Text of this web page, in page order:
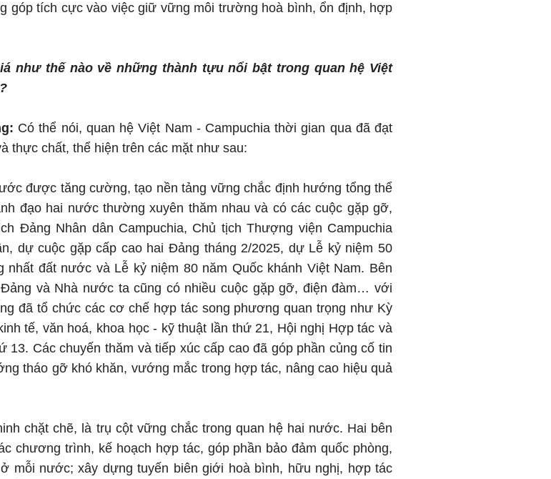
góp tích cực vào việc giữ vững môi trường hoà bình, ổn định, hợp
như thế nào về những thành tựu nổi bật trong quan hệ Việt
Có thể nói, quan hệ Việt Nam - Campuchia thời gian qua đã đạt
thực chất, thể hiện trên các mặt như sau:
được tăng cường, tạo nền tảng vững chắc định hướng tổng thể
đạo hai nước thường xuyên thăm nhau và có các cuộc gặp gỡ,
Đảng Nhân dân Campuchia, Chủ tịch Thượng viện Campuchia
dự cuộc gặp cấp cao hai Đảng tháng 2/2025, dự Lễ kỷ niệm 50
nhất đất nước và Lễ kỷ niệm 80 năm Quốc khánh Việt Nam. Bên
và Nhà nước ta cũng có nhiều cuộc gặp gỡ, điện đàm… với
đã tổ chức các cơ chế hợp tác song phương quan trọng như Kỳ
tế, văn hoá, khoa học - kỹ thuật lần thứ 21, Hội nghị Hợp tác và
13. Các chuyến thăm và tiếp xúc cấp cao đã góp phần củng cố tin
tháo gỡ khó khăn, vướng mắc trong hợp tác, nâng cao hiệu quả
chặt chẽ, là trụ cột vững chắc trong quan hệ hai nước. Hai bên
chương trình, kế hoạch hợp tác, góp phần bảo đảm quốc phòng,
mỗi nước; xây dựng tuyến biên giới hoà bình, hữu nghị, hợp tác